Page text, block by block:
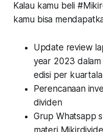
Kalau kamu beli
kamu bisa
Update review
year 2023
edisi per
Perencanaan
dividen
Grup Whatsapp
materi